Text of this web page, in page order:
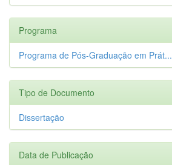
Programa
Programa de Pós-Graduação em Prát...
Tipo de Documento
Dissertação
Data de Publicação